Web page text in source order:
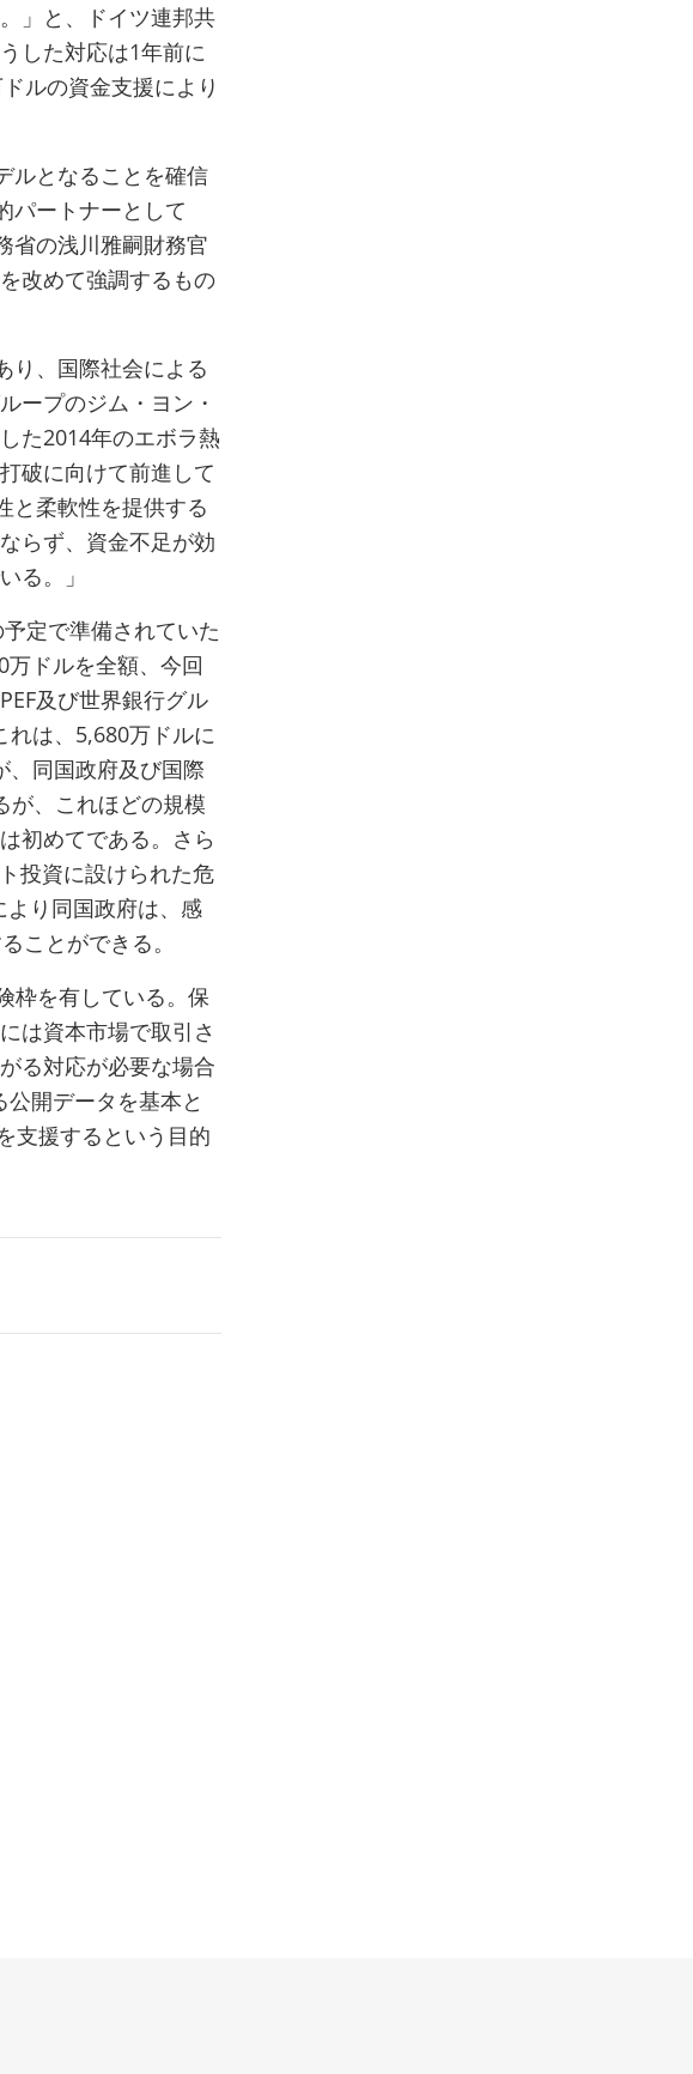
」と、ドイツ連邦共
した対応は1年前に
ルの資金支援により
ルとなることを確信
パートナーとして
省の浅川雅嗣財務官
改めて強調するもの
り、国際社会による
ープのジム・ヨン・
た2014年のエボラ熱
破に向けて前進して
と柔軟性を提供する
らず、資金不足が効
る。」
定で準備されていた
ドルを全額、今回
及び世界銀行グル
れは、5,680万ドルに
、同国政府及び国際
が、これほどの規模
初めてである。さら
投資に設けられた危
より同国政府は、感
ことができる。
枠を有している。保
は資本市場で取引さ
る対応が必要な場合
開データを基本と
支援するという目的